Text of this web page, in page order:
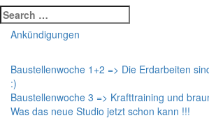
Search
for:
Ankündigungen
Beitragsnavigation
Baustellenwoche 1+2 => Die Erdarbeiten
:)
Baustellenwoche 3 => Krafttraining und
Was das neue Studio jetzt schon kann !!!